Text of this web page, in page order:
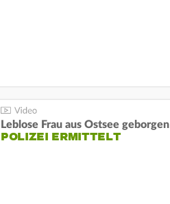
Leblose Frau aus Ostsee geborgen
POLIZEI ERMITTELT